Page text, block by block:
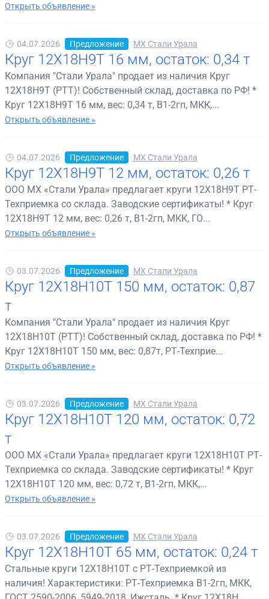
Открыть объявление »
04.07.2026 Предложение МХ Стали Урала
Круг 12Х18Н9Т 16 мм, остаток: 0,34 т
Компания "Стали Урала" продает из наличия Круг
12Х18Н9Т (РТТ)! Собственный склад, доставка по РФ! *
Круг 12Х18Н9Т 16 мм, вес: 0,34 т, В1-2гп, МКК,...
Открыть объявление »
04.07.2026 Предложение МХ Стали Урала
Круг 12Х18Н9Т 12 мм, остаток: 0,26 т
ООО МХ «Стали Урала» предлагает круги 12Х18Н9Т РТ-
Техприемка со склада. Заводские сертификаты! * Круг
12Х18Н9Т 12 мм, вес: 0,26 т, В1-2гп, МКК, ГО...
Открыть объявление »
03.07.2026 Предложение МХ Стали Урала
Круг 12Х18Н10Т 150 мм, остаток: 0,87
т
Компания "Стали Урала" продает из наличия Круг
12Х18Н10Т (РТТ)! Собственный склад, доставка по РФ! *
Круг 12Х18Н10Т 150 мм, вес: 0,87т, РТ-Техприе...
Открыть объявление »
03.07.2026 Предложение МХ Стали Урала
Круг 12Х18Н10Т 120 мм, остаток: 0,72
т
ООО МХ «Стали Урала» предлагает круги 12Х18Н10Т РТ-
Техприемка со склада. Заводские сертификаты! * Круг
12Х18Н10Т 120 мм, вес: 0,72 т, В1-2гп, МКК,...
Открыть объявление »
03.07.2026 Предложение МХ Стали Урала
Круг 12Х18Н10Т 65 мм, остаток: 0,24 т
Стальные круги 12Х18Н10Т с РТ-Техприемкой из
наличия! Характеристики: РТ-Техприемка В1-2гп, МКК,